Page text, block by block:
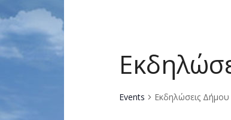
Events Εκδηλώσεις Δήμου